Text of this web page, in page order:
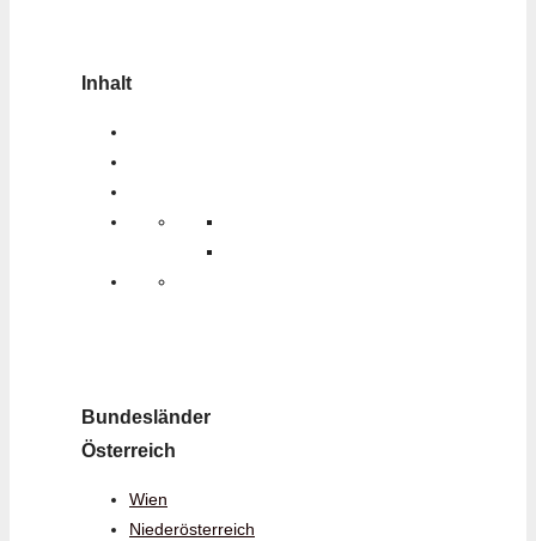
Inhalt
Bundesländer
Österreich
Wien
Niederösterreich